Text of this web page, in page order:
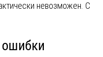
невозможен. С
ошибки